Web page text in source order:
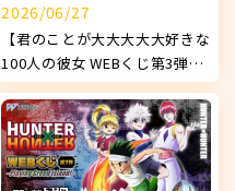
2026/06/27
【君のことが大大大大大好きな
100人の彼女 WEBくじ第3弾
『DokiDoki♡ナイトプール
1st.』】販売開始！